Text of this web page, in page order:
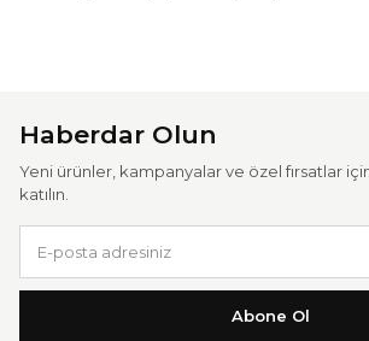
Haberdar Olun
Yeni ürünler, kampanyalar ve özel fırsatlar
katılın.
Abone Ol